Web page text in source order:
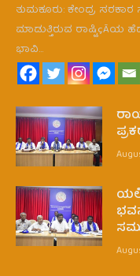
ತುಮಕೂರು: ಕೇಂದ್ರ
ಮಾಡುತ್ತಿರುವ ರಾಷ್ಟಿçÃಯ
ಭಾವಿ…